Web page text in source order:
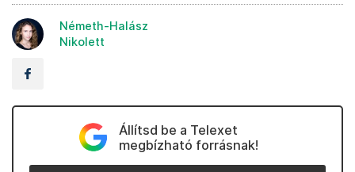
Németh-Halász
Nikolett
Állítsd be a Telexet
megbízható forrásnak!